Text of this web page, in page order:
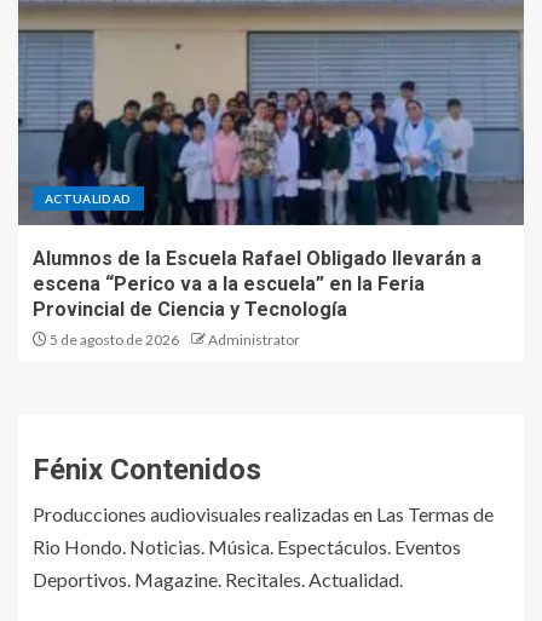
ACTUALIDAD
Alumnos de la Escuela Rafael Obligado llevarán a
escena “Perico va a la escuela” en la Feria
Provincial de Ciencia y Tecnología
5 de agosto de 2026 Administrator
Fénix Contenidos
Producciones audiovisuales realizadas en Las Termas de
Rio Hondo. Noticias. Música. Espectáculos. Eventos
Deportivos. Magazine. Recitales. Actualidad.